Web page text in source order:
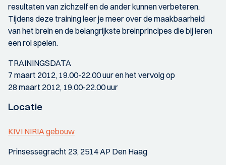
resultaten van zichzelf en de ander kunnen verbeteren.
Tijdens deze training leer je meer over de maakbaarheid
van het brein en de belangrijkste breinprincipes die bij leren
een rol spelen.
TRAININGSDATA
7 maart 2012, 19.00-22.00 uur en het vervolg op
28 maart 2012, 19.00-22.00 uur
Locatie
KIVI NIRIA gebouw
Prinsessegracht 23, 2514 AP Den Haag